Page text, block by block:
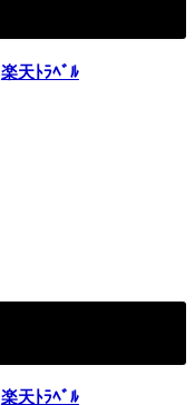
楽天ﾄﾗﾍﾞﾙ
楽天ﾄﾗﾍﾞﾙ